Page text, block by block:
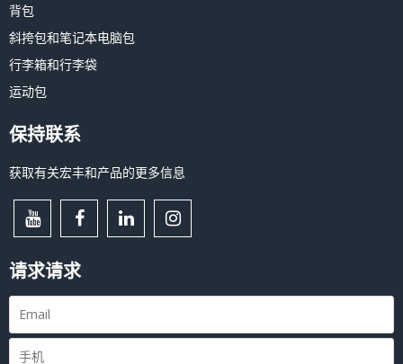
背包
斜挎包和笔记本电脑包
行李箱和行李袋
运动包
保持联系
获取有关宏丰和产品的更多信息
请求请求